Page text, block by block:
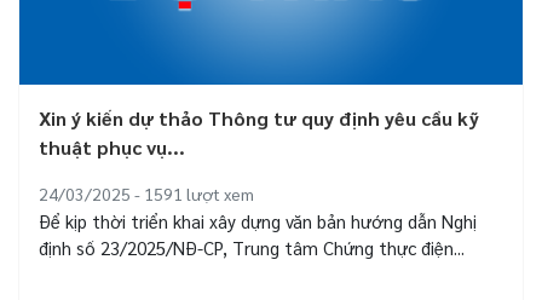
Xin ý kiến dự thảo Thông tư quy định yêu cầu kỹ
thuật phục vụ...
24/03/2025 - 1591 lượt xem
Để kịp thời triển khai xây dựng văn bản hướng dẫn Nghị
định số 23/2025/NĐ-CP, Trung tâm Chứng thực điện...